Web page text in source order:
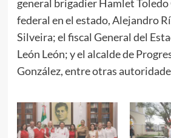
general brigadier Hamlet Toledo
federal en el estado, Alejandro
Silveira; el fiscal General del
León León; y el alcalde de
González, entre otras